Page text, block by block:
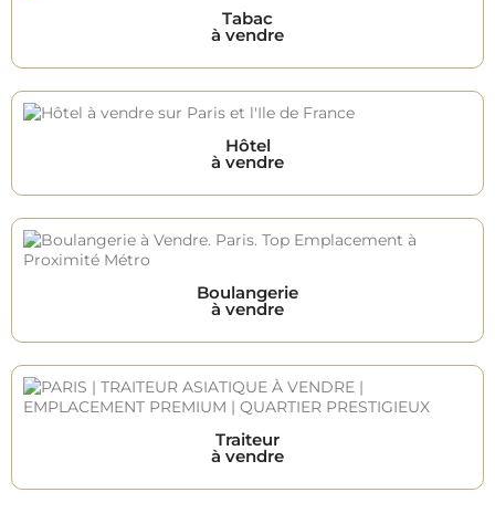
Tabac
à vendre
Hôtel
à vendre
Boulangerie
à vendre
Traiteur
à vendre